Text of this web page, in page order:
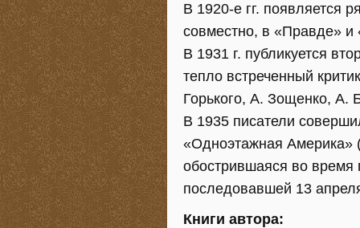
В 1920-е гг. появляется
совместно, в «Правде» и
В 1931 г. публикуется
тепло встреченный
Горького, А. Зощенко, А.
В 1935 писатели
«Одноэтажная Америка»
обострившаяся во время
последовавшей 13
Книги автора: